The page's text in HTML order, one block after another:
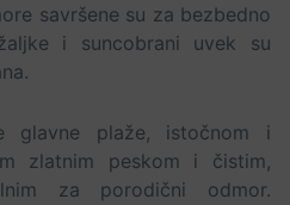
savršene su za bezbedno
i suncobrani uvek su
glavne plaže, istočnom i
zlatnim peskom i čistim,
za porodični odmor.